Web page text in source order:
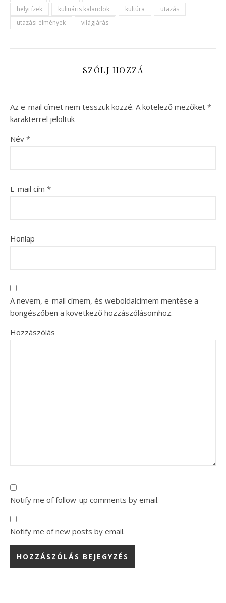
helyi ízek
kulináris kalandok kultúra
utazás
utazási élmények
világjárás
SZÓLJ HOZZÁ
Az e-mail címet nem tesszük közzé. A kötelező mezőket *
karakterrel jelöltük
Név *
E-mail cím *
Honlap
A nevem, e-mail címem, és weboldalcímem mentése a
böngészőben a következő hozzászólásomhoz.
Hozzászólás
Notify me of follow-up comments by email.
Notify me of new posts by email.